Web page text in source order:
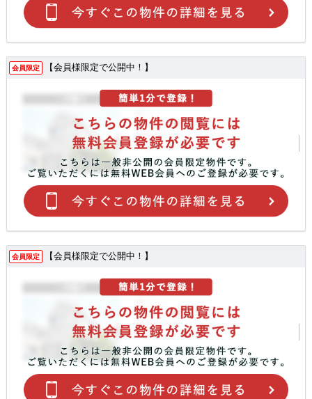
会員限定 【会員様限定で公開中！】
会員限定 【会員様限定で公開中！】